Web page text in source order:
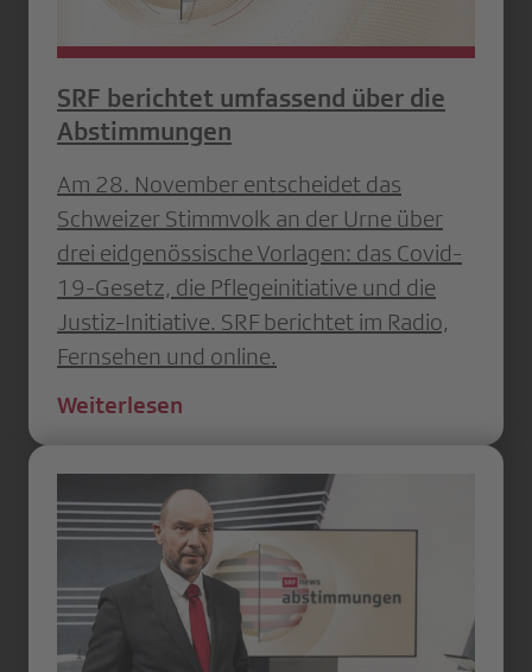
SRF berichtet umfassend über die
Abstimmungen
Am 28. November entscheidet das
Schweizer Stimmvolk an der Urne über
drei eidgenössische Vorlagen: das Covid-
19-Gesetz, die Pflegeinitiative und die
Justiz-Initiative. SRF berichtet im Radio,
Fernsehen und online.
Weiterlesen